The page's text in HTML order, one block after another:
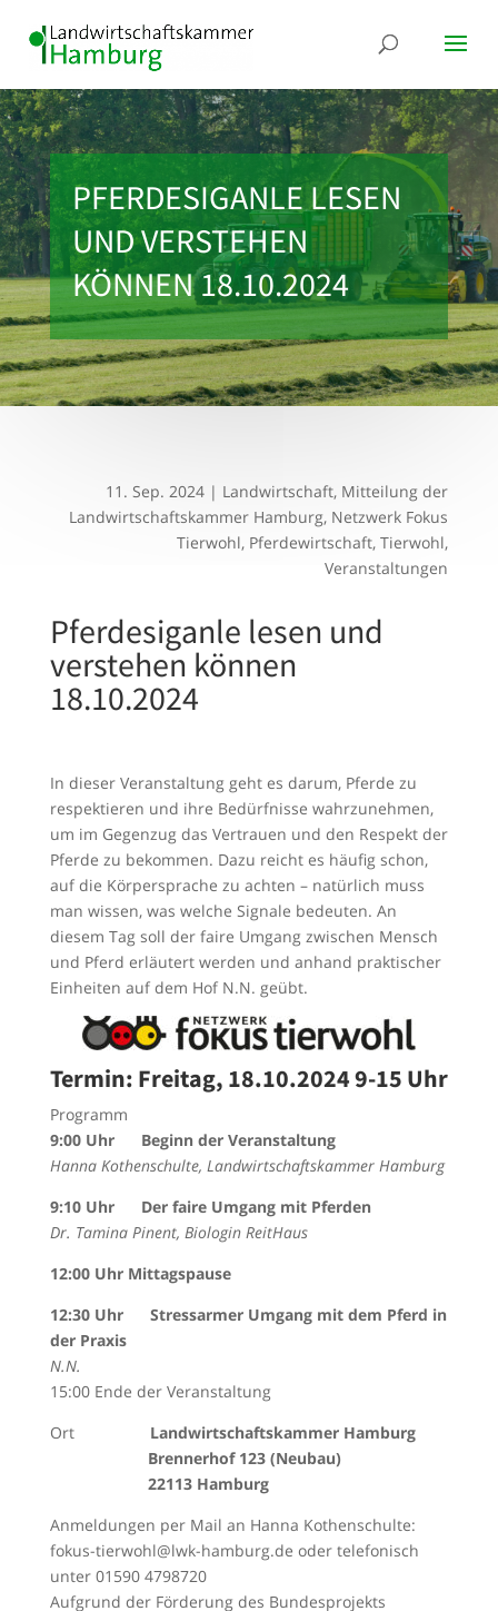
PFERDESIGANLE LESEN
UND VERSTEHEN
KÖNNEN 18.10.2024
11. Sep. 2024 | Landwirtschaft, Mitteilung der
Landwirtschaftskammer Hamburg, Netzwerk Fokus
Tierwohl, Pferdewirtschaft,Tierwohl,
Veranstaltungen
Pferdesiganle lesen und
verstehen können
18.10.2024
In dieser Veranstaltung geht es darum, Pferde zu
respektieren und ihre Bedürfnisse wahrzunehmen,
um im Gegenzug das Vertrauen und den Respekt der
Pferde zu bekommen. Dazu reicht es häufig schon,
auf die Körpersprache zu achten – natürlich muss
man wissen, was welche Signale bedeuten. An
diesem Tag soll der faire Umgang zwischen Mensch
und Pferd erläutert werden und anhand praktischer
Einheiten auf dem Hof N.N. geübt.
Termin: Freitag, 18.10.2024 9-15 Uhr
Programm
9:00 Uhr Beginn der Veranstaltung
Hanna Kothenschulte, Landwirtschaftskammer Hamburg
9:10 Uhr Der faire Umgang mit Pferden
Dr. Tamina Pinent, Biologin ReitHaus
12:00 Uhr Mittagspause
12:30 Uhr Stressarmer Umgang mit dem Pferd in
der Praxis
N.N.
15:00 Ende der Veranstaltung
Ort Landwirtschaftskammer Hamburg
Brennerhof 123 (Neubau)
22113 Hamburg
Anmeldungen per Mail an Hanna Kothenschulte:
fokus-tierwohl@lwk-hamburg.de oder telefonisch
unter 01590 4798720
Aufgrund der Förderung des Bundesprojekts